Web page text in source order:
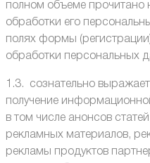
полном объеме прочитано
обработки его
полях формы
обработки персональных
1.3. сознательно
получение
в том числе анонсов
рекламных материалов,
рекламы продуктов